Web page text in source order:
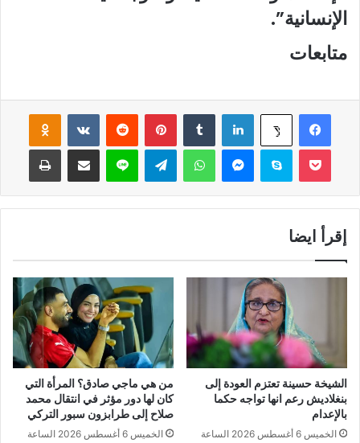
الإنسانية”.
متابعات
فيسبوك ‫X لينكدإن بينتيريست
سكايب واتساب لاين
إقرأ ايضا
الشيخة حسينة تعتزم العودة إلى
بنغلاديش رعم انها تواجه حكما
بالإعدام
الخميس 6 أغسطس 2026 الساعة
من هي ماجي صادق؟ المرأة التي
كان لها دور مؤثر في انتقال محمد
صلاح إلى طرابزون سبور التركي
الخميس 6 أغسطس 2026 الساعة